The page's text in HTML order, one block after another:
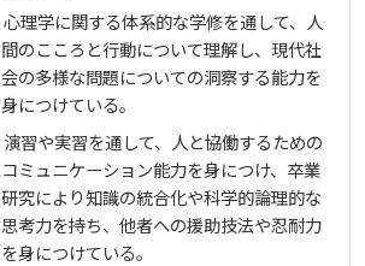
心理学に関する体系的な学修を通して、人
間のこころと行動について理解し、現代社
会の多様な問題についての洞察する能力を
身につけている。
演習や実習を通して、人と協働するための
コミュニケーション能力を身につけ、卒業
研究により知識の統合化や科学的論理的な
思考力を持ち、他者への援助技法や忍耐力
を身につけている。